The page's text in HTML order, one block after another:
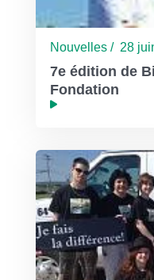
Nouvelles / 28
7e édition de
Fondation